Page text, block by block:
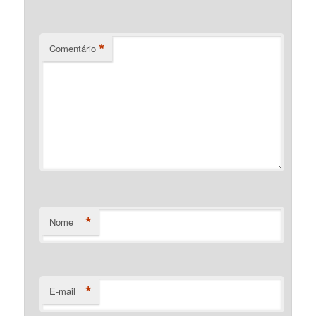
Comentário *
Nome *
E-mail *